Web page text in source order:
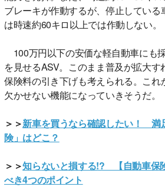
ブレーキが作動するが、停止している
は時速約60キロ以上では作動しない。
100万円以下の安価な軽自動車にも
を見せるASV。このまま普及が拡大
保険料の引き下げも考えられる。これ
欠かせない機能になっていきそうだ。
＞＞新車を買うなら確認したい！ 満
険」はどこ？
＞＞知らないと損する!? 【自動車保
べき4つのポイント